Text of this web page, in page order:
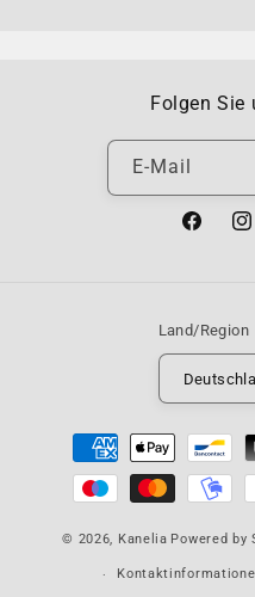
Folgen Sie
E-Mail
Facebook
Land/Region
Zahlungsmethoden
© 2026, Kanelia Powered by